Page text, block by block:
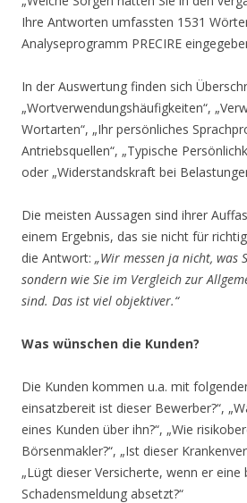
Ihre Antworten umfassten 1531
Analyseprogramm PRECIRE
In der Auswertung finden sich
„Wortverwendungshäufigkeiten“,
Wortarten“, „Ihr persönliches
Antriebsquellen“, „Typische
oder „Widerstandskraft bei
Die meisten Aussagen sind ihrer
einem Ergebnis, das sie nicht für
die Antwort: „Wir messen ja nicht, was
sondern wie Sie im Vergleich zur
sind. Das ist viel objektiver.“
Was wünschen die Kunden?
Die Kunden kommen u.a. mit
einsatzbereit ist dieser Bewerber?“,
eines Kunden über ihn?“, „Wie
Börsenmakler?“, „Ist dieser
„Lügt dieser Versicherte, wenn er
Schadensmeldung absetzt?“